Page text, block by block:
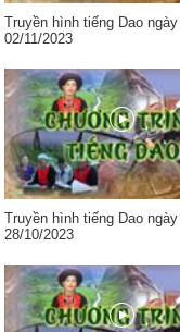
Truyền hình tiếng Dao ngày
02/11/2023
Truyền hình tiếng Dao ngày
28/10/2023